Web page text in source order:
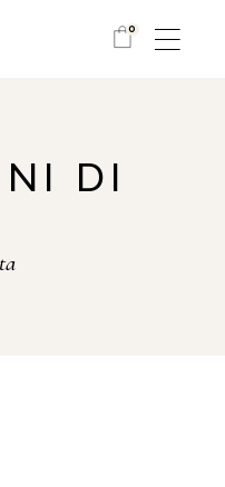
0
DI